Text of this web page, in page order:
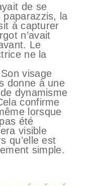
de se
paparazzis, la
à capturer
n’avait
Le
ne la
visage
donne à une
dynamisme
confirme
lorsque
été
visible
qu’elle est
simple.